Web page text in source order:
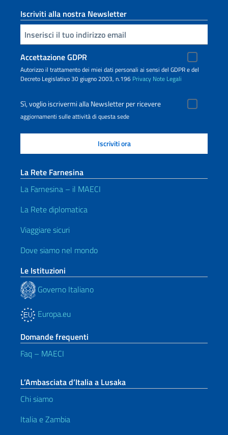
Iscriviti alla nostra Newsletter
Inserisci la tua email
Accettazione GDPR
Autorizzo il trattamento dei miei dati personali ai sensi del GDPR e del
Decreto Legislativo 30 giugno 2003, n.196 Privacy Note Legali
Sì, voglio iscrivermi alla Newsletter per ricevere
aggiornamenti sulle attività di questa sede
La Rete Farnesina
La Farnesina – il MAECI
La Rete diplomatica
Viaggiare sicuri
Dove siamo nel mondo
Le Istituzioni
Governo Italiano
Europa.eu
Domande frequenti
Faq – MAECI
L’Ambasciata d’Italia a Lusaka
Chi siamo
Italia e Zambia